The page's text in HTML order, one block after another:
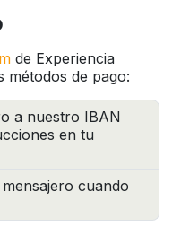
de Experiencia
métodos de pago:
a nuestro IBAN
en tu
mensajero cuando